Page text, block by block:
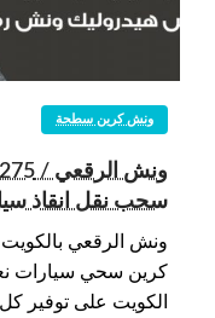
ونش كرين سطحة
سحب نقل انقاذ
ونش الرقعي
كرين سحي سيارات
الكويت على توفير